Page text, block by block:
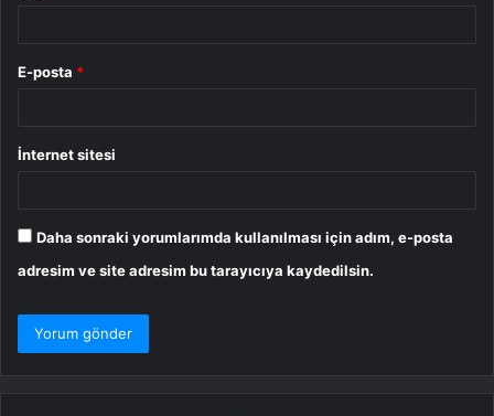
E-posta *
İnternet sitesi
Daha sonraki yorumlarımda kullanılması için adım, e-posta
adresim ve site adresim bu tarayıcıya kaydedilsin.